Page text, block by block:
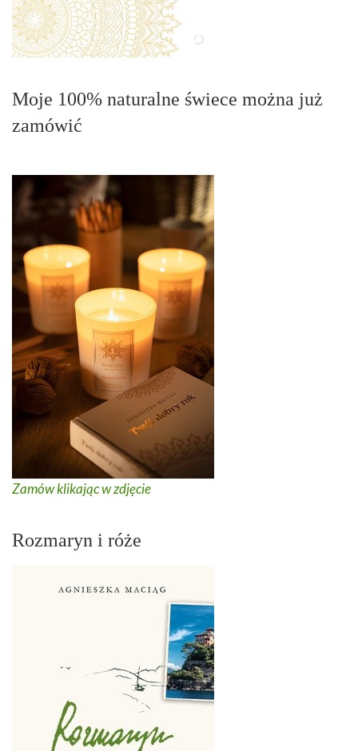
Moje 100% naturalne świece można już
zamówić
Zamów klikając w zdjęcie
Rozmaryn i róże